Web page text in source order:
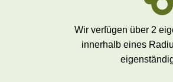
Wir verfügen über 2
innerhalb eines